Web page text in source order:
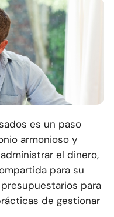
es un paso
armonioso y
el dinero,
para su
para
de gestionar